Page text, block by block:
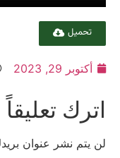
تحميل
أكتوبر 29, 2023
اترك تعليقاً
لن يتم نشر عنوان